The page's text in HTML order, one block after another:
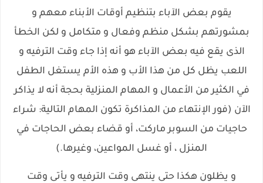
يقوم بعض الآباء بتنظيم أوقات الأبناء معهم و
بمشورتهم بشكل منظم وفعال و متكامل و لكن الخطأ
الذى يقع فيه بعض الآباء هو أنه إذا جاء وقت الترفيه و
اللعب يظل كل من هذا الأب و هذه الأم يستغل الطفل
في الكثير من الأعمال و المهام المنزلية بحجة أنه لا يذاكر
الآن (فور الإنتهاء من المذاكرة تكون المهام التالية: شراء
حاجيات من السوبر ماركت، أو قضاء بعض الحاجات في
المنزل ، أو غسل المواعين، وغيرها.)
و يظلون هكذا حتى ينتهى وقت الترفيه و يأتى وقت